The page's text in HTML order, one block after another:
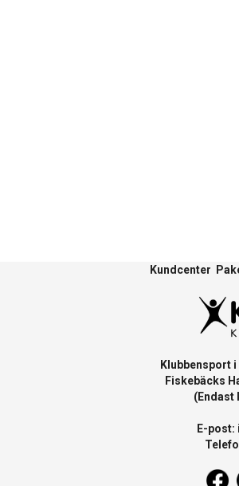
Kundcenter
Klubbensport i
Fiskebäcks
(Endast
E-post: